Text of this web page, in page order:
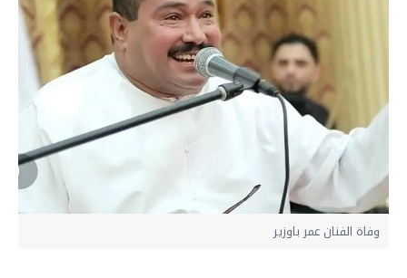
وفاة الفنان عمر باوزير